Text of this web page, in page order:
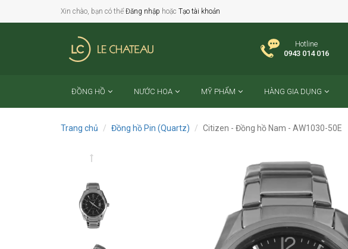
Xin chào, bạn có thể Đăng nhập hoặc Tạo tài khoản
Hotline
0943 014 016
ĐỒNG HỒ NƯỚC HOA MỸ PHẨM HÀNG GIA DỤNG
Trang chủ Đồng hồ Pin (Quartz) Citizen - Đồng hồ Nam - AW1030-50E